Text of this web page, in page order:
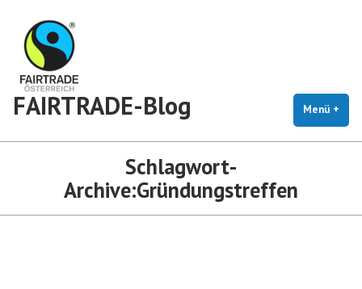
Inhalt
springen
FAIRTRADE-Blog Menü +
Schlagwort-
Archive:Gründungstreffen